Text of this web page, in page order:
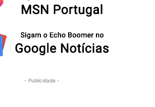
- Publicidade -